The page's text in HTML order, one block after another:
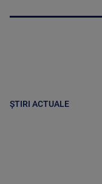
ȘTIRI ACTUALE